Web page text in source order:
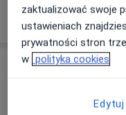
Ubezpieczenia -
Ten specjalista
prywatnych. Możesz
zaktualizować swoje
ustawieniach
prywatności stron
w polityka cookies